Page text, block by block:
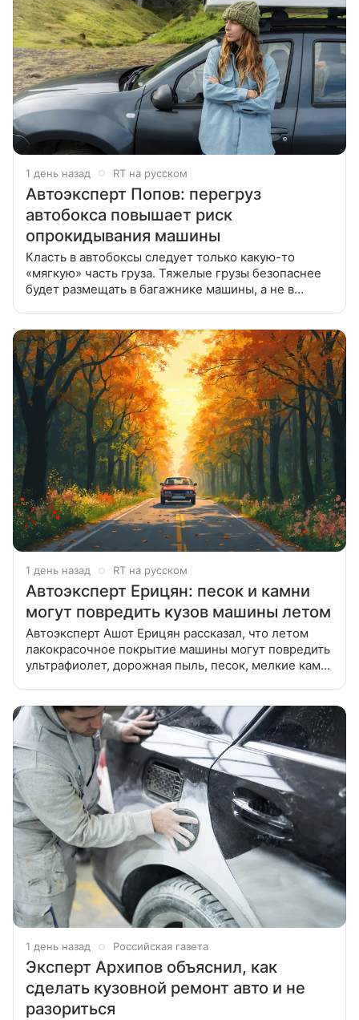
1 день назад RT на русском
Автоэксперт Попов: перегруз
автобокса повышает риск
опрокидывания машины
Класть в автобоксы следует только какую-то
«мягкую» часть груза. Тяжелые грузы безопаснее
будет размещать в багажнике машины, а не в
1 день назад RT на русском
Автоэксперт Ерицян: песок и камни
могут повредить кузов машины летом
Автоэксперт Ашот Ерицян рассказал, что летом
лакокрасочное покрытие машины могут повредить
ультрафиолет, дорожная пыль, песок, мелкие камни
1 день назад Российская газета
Эксперт Архипов объяснил, как
сделать кузовной ремонт авто и не
разориться